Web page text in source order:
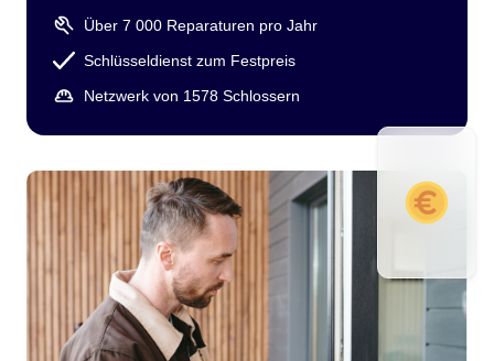
Über 7 000 Reparaturen pro Jahr
Schlüsseldienst zum Festpreis
Netzwerk von 1578 Schlossern